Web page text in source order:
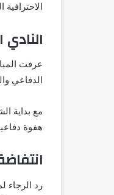
عرفت
الدفاعي
مع بداية
هفوة
رد الرجاء